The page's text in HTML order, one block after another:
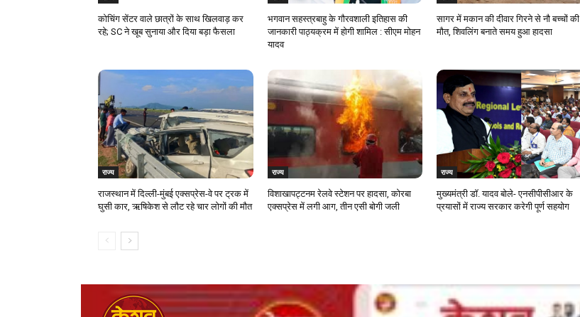
कोचिंग सेंटर वाले छात्रों के साथ खिलवाड़ कर
रहे; SC ने खूब सुनाया और दिया बड़ा फैसला
भगवान सहस्त्रबाहु के गौरवशाली इतिहास की
जानकारी पाठ्यक्रम में होगी शामिल : सीएम मोहन
यादव
सागर में मकान की दीवार गिरने से नौ बच्चों की
मौत, शिवलिंग बनाते समय हुआ हादसा
राज्य
राजस्‍थान में दिल्ली-मुंबई एक्सप्रेस-वे पर ट्रक में
घुसी कार, ऋषिकेश से लौट रहे चार लोगों की मौत
राज्य
विशाखापट्टनम रेलवे स्टेशन पर हादसा, कोरबा
एक्सप्रेस में लगी आग, तीन एसी बोगी जली
राज्य
मुख्यमंत्री डॉ. यादव बोले- एनसीपीसीआर के
प्रयासों में राज्य सरकार करेगी पूर्ण सहयोग